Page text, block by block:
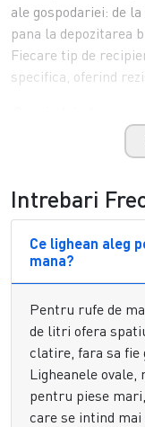
ale gospodariei: de la
pana la depozitarea
Fiecare tip de
specifica, oferind
de litri, sunt
lichidelor in
marimi raman
curatenia zilnica, in
transportul si
Solutii
Damigene si
Pentru cules sau
flexibilabsorb
Intrebari
Ce lighean aleg
mana?
Pentru rufe de
de litri ofera
clatire, fara sa fie
Ligheanele
pentru piese
care se intind